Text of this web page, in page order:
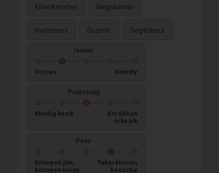
Következetes Nagydumás
Nyelvzseni Őszinte Segítőkész
Humor
Vicces Komoly
Pontosság
Mindig késik
Korábban
érkezik
Pénz
Könnyen jön,
könnyen megy
Takarékosan
beosztja